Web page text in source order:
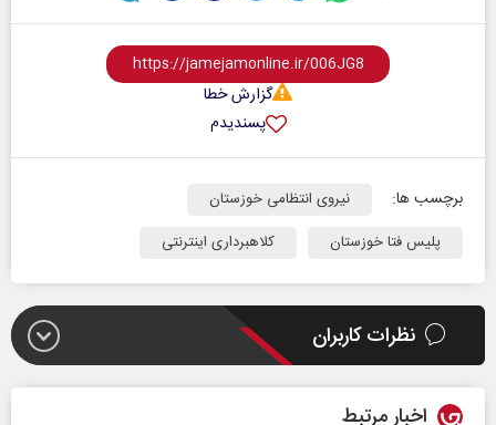
گزارش خطا
پسندیدم
برچسب ها:
نیروی انتظامی خوزستان
پلیس فتا خوزستان
کلاهبرداری اینترنتی
نظرات کاربران
اخبار مرتبط